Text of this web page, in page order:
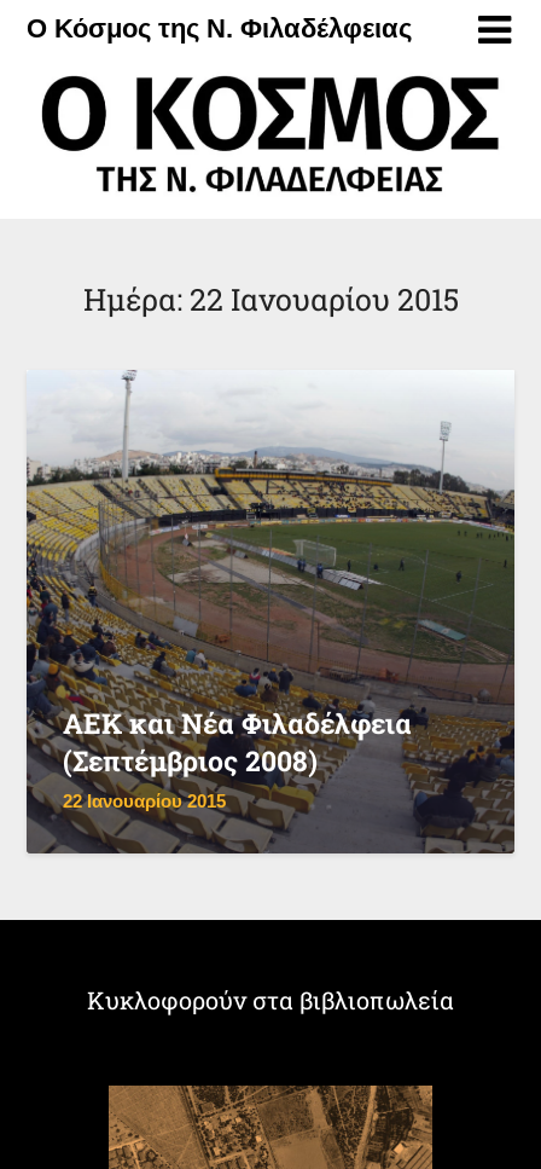
Μετάβαση
περιεχόμενο
Ο Κόσμος της Ν. Φιλαδέλφειας
Ημέρα: 22 Ιανουαρίου 2015
ΑΕΚ και Νέα Φιλαδέλφεια
(Σεπτέμβριος 2008)
22 Ιανουαρίου 2015
Κυκλοφορούν στα βιβλιοπωλεία